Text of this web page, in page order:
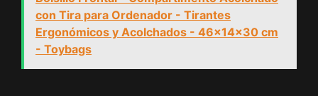
con Tira para Ordenador - Tirantes
Ergonómicos y Acolchados - 46x14x30 cm
- Toybags